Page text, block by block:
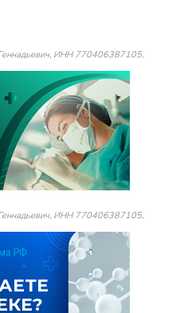
ИНН 770406387105,
ИНН 770406387105,